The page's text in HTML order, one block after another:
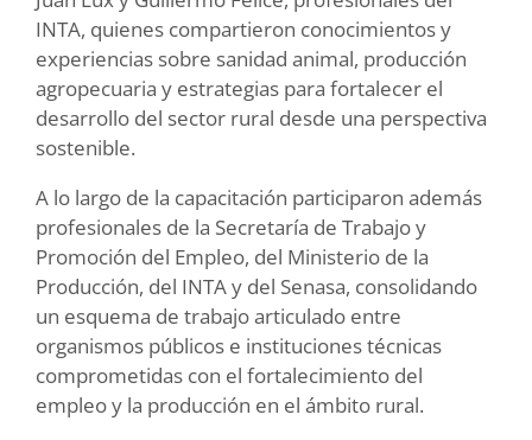
INTA, quienes compartieron conocimientos y
experiencias sobre sanidad animal, producción
agropecuaria y estrategias para fortalecer el
desarrollo del sector rural desde una perspectiva
sostenible.
A lo largo de la capacitación participaron además
profesionales de la Secretaría de Trabajo y
Promoción del Empleo, del Ministerio de la
Producción, del INTA y del Senasa, consolidando
un esquema de trabajo articulado entre
organismos públicos e instituciones técnicas
comprometidas con el fortalecimiento del
empleo y la producción en el ámbito rural.